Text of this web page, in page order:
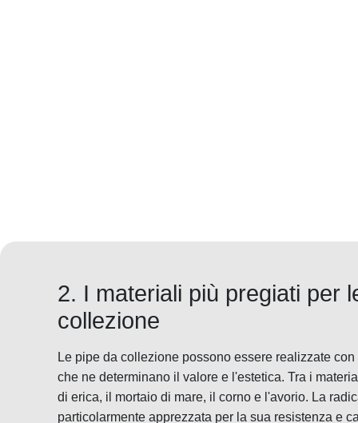
2. I materiali più pregiati per
collezione
Le pipe da collezione possono essere realizzate
che ne determinano il valore e l'estetica. Tra i
di erica, il mortaio di mare, il corno e l'avorio. La
particolarmente apprezzata per la sua resistenza e